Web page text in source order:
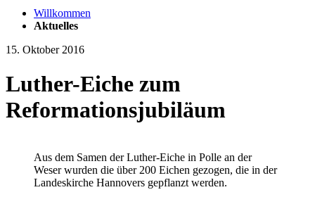
Willkommen
Aktuelles
15. Oktober 2016
Luther-Eiche zum
Reformationsjubiläum
Aus dem Samen der Luther-Eiche in Polle an der
Weser wurden die über 200 Eichen gezogen, die in der
Landeskirche Hannovers gepflanzt werden.